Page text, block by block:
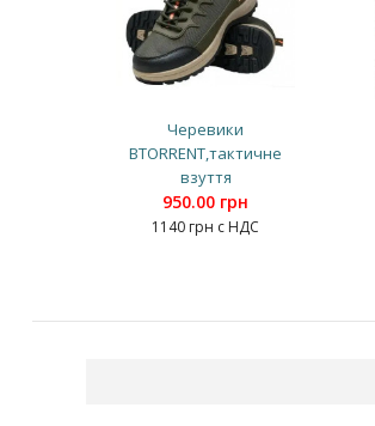
Черевики
BTORRENT,тактичне
взуття
950.00 грн
1140 грн с НДС